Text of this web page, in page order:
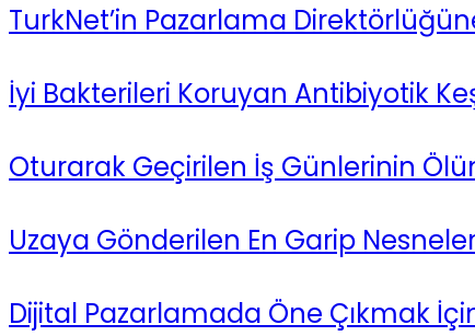
TurkNet’in Pazarlama
İyi Bakterileri Koruyan Antibiyotik
Oturarak Geçirilen İş Günlerinin
Uzaya Gönderilen En Garip
Dijital Pazarlamada Öne Çıkmak